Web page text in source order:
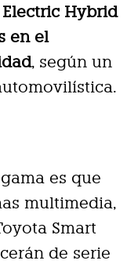
Hybrid
en el
, según un
es que
multimedia,
Smart
de serie